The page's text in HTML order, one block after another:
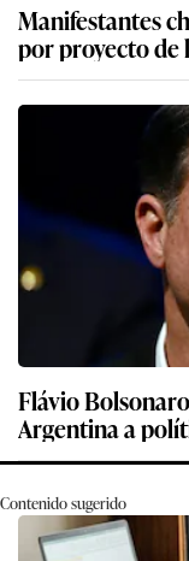
Manifestantes
por proyecto de
Flávio
Argentina a
Contenido sugerido